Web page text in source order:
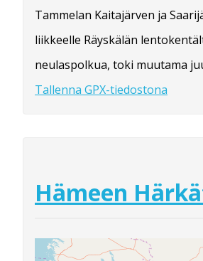
Tammelan Kaitajärven ja
liikkeelle Räyskälän
neulaspolkua, toki muutama
Tallenna GPX-tiedostona
Hämeen